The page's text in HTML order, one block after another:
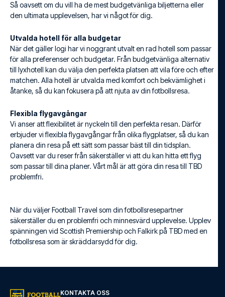
Så oavsett om du vill ha de mest budgetvänliga biljetterna eller
den ultimata upplevelsen, har vi något för dig.
Utvalda hotell för alla budgetar
När det gäller logi har vi noggrant utvalt en rad hotell som passar
för alla preferenser och budgetar. Från budgetvänliga alternativ
till lyxhotell kan du välja den perfekta platsen att vila före och efter
matchen. Alla hotell är utvalda med komfort och bekvämlighet i
åtanke, så du kan fokusera på att njuta av din fotbollsresa.
Flexibla flygavgångar
Vi anser att flexibilitet är nyckeln till den perfekta resan. Därför
erbjuder vi flexibla flygavgångar från olika flygplatser, så du kan
planera din resa på ett sätt som passar bäst till din tidsplan.
Oavsett var du reser från säkerställer vi att du kan hitta ett flyg
som passar till dina planer. Vårt mål är att göra din resa till TBD
problemfri.
När du väljer Football Travel som din fotbollsresepartner
säkerställer du en problemfri och minnesvärd upplevelse. Upplev
spänningen vid Scottish Premiership och Falkirk på TBD med en
fotbollsresa som är skräddarsydd för dig.
KONTAKTA OSS